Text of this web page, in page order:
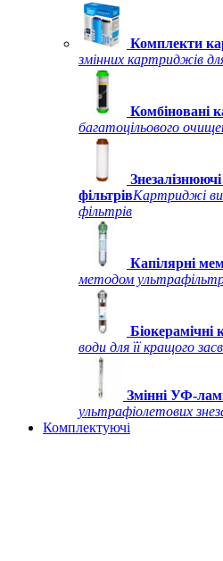
Комплекти
змінних картриджів
Комбіновані
багатоцільового
фільтрівКартриджі
фільтрів
Капілярні
методом
Біокерамічні
води для її кращого
Змінні УФ-
ультрафіолетових
Комплектуючі